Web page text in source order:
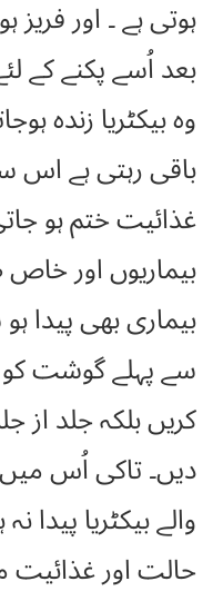
ہوتی ہے ۔ اور
بعد اُسے پکنے کے لئے
وہ بیکٹریا زندہ
باقی رہتی ہے
غذائیت ختم ہو
بیماریوں اور
بیماری بھی
سے پہلے گوشت کو
کریں بلکہ جلد از
دیں۔ تاکی اُس میں
والے بیکٹریا
حالت اور غذائیت